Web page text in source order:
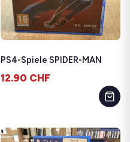
PS4-Spiele SPIDER-MAN
12.90 CHF